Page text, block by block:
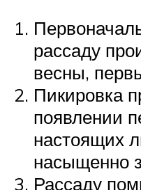
рассаду
весны,
Пикировка
появлении
настоящих
насыщенно
Рассаду